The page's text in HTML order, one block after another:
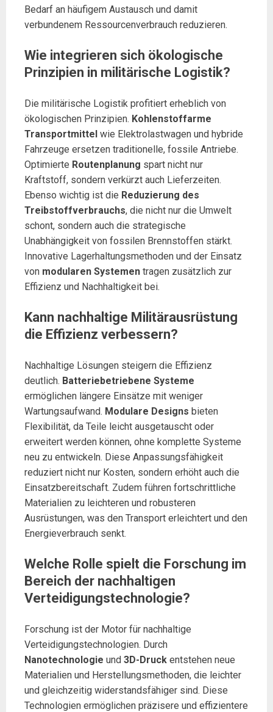
Bedarf an häufigem Austausch und damit
verbundenem Ressourcenverbrauch reduzieren.
Wie integrieren sich ökologische
Prinzipien in militärische Logistik?
Die militärische Logistik profitiert erheblich von
ökologischen Prinzipien. Kohlenstoffarme
Transportmittel wie Elektrolastwagen und hybride
Fahrzeuge ersetzen traditionelle, fossile Antriebe.
Optimierte Routenplanung spart nicht nur
Kraftstoff, sondern verkürzt auch Lieferzeiten.
Ebenso wichtig ist die Reduzierung des
Treibstoffverbrauchs, die nicht nur die Umwelt
schont, sondern auch die strategische
Unabhängigkeit von fossilen Brennstoffen stärkt.
Innovative Lagerhaltungsmethoden und der Einsatz
von modularen Systemen tragen zusätzlich zur
Effizienz und Nachhaltigkeit bei.
Kann nachhaltige Militärausrüstung
die Effizienz verbessern?
Nachhaltige Lösungen steigern die Effizienz
deutlich. Batteriebetriebene Systeme
ermöglichen längere Einsätze mit weniger
Wartungsaufwand. Modulare Designs bieten
Flexibilität, da Teile leicht ausgetauscht oder
erweitert werden können, ohne komplette Systeme
neu zu entwickeln. Diese Anpassungsfähigkeit
reduziert nicht nur Kosten, sondern erhöht auch die
Einsatzbereitschaft. Zudem führen fortschrittliche
Materialien zu leichteren und robusteren
Ausrüstungen, was den Transport erleichtert und den
Energieverbrauch senkt.
Welche Rolle spielt die Forschung im
Bereich der nachhaltigen
Verteidigungstechnologie?
Forschung ist der Motor für nachhaltige
Verteidigungstechnologien. Durch
Nanotechnologie und 3D-Druck entstehen neue
Materialien und Herstellungsmethoden, die leichter
und gleichzeitig widerstandsfähiger sind. Diese
Technologien ermöglichen präzisere und effizientere